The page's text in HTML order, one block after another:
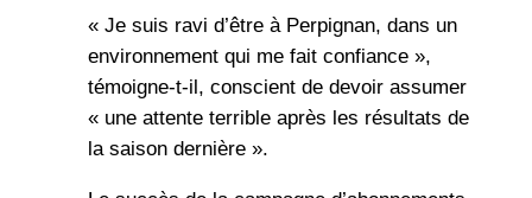
« Je suis ravi d’être à Perpignan, dans un
environnement qui me fait confiance »,
témoigne-t-il, conscient de devoir assumer
« une attente terrible après les résultats de
la saison dernière ».